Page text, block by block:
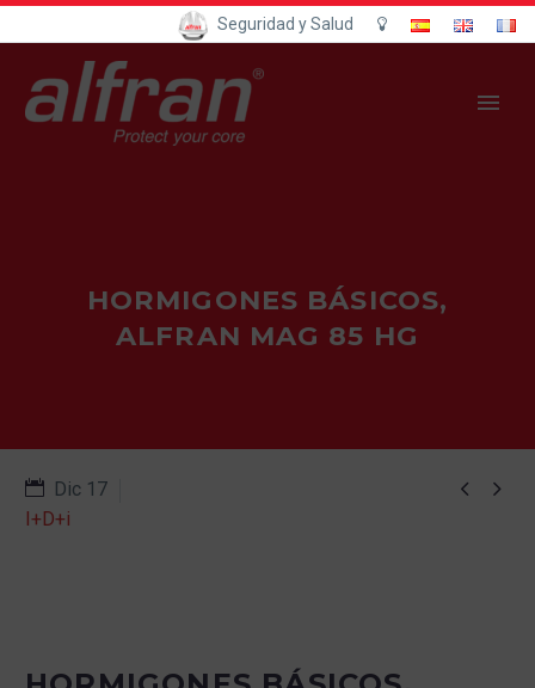
Seguridad y Salud
HORMIGONES BÁSICOS,
ALFRAN MAG 85 HG
 
Dic 17
I+D+i